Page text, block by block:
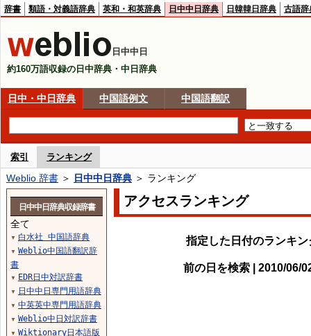
辞書 類語・対義語辞典 英和・和英辞典 日中中日辞典 日韓韓日辞典 古語辞
日中中日
約160万語収録の日中辞典・中日辞典
日中・中日辞典 中国語例文 中国語翻訳
索引 ランキング
Weblio 辞書 ＞ 日中中日辞典 ＞ ランキング
アクセスランキング
指定した日付のランキ
前の日を検索 | 2010/06/
日中中日辞典収録辞書
全て
▼ 白水社 中国語辞典
▼ Weblio中国語翻訳辞
書
▼ EDR日中対訳辞書
▼ 日中中日専門用語辞典
▼ 中英英中専門用語辞典
▼ Weblio中日対訳辞書
▼ Wiktionary日本語版